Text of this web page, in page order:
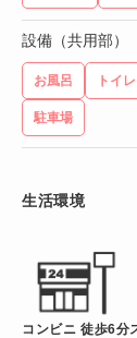
設備（共用部）
お風呂 トイレ
駐車場
生活環境
コンビニ 徒歩6分